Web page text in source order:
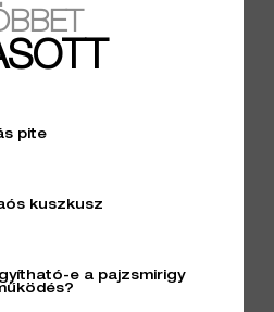
pite
kuszkusz
e a pajzsmirigy